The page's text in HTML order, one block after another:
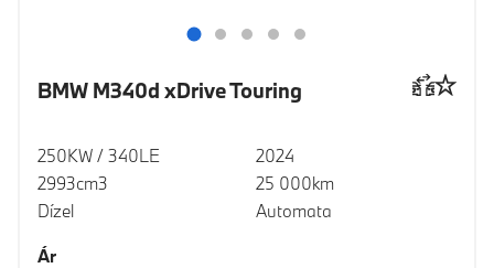
BMW M340d xDrive Touring
250KW / 340LE
2993cm3
Dízel
2024
25 000km
Automata
Ár